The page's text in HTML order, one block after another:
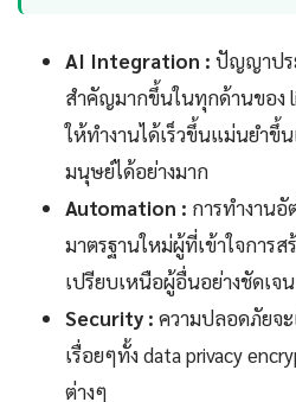
AI Integration : ปัญญาปร
สำคัญมากขึ้นในทุกด้านของ
ให้ทำงานได้เร็วขึ้นแม่นยำ
มนุษย์ได้อย่างมาก
Automation : การทำงาน
มาตรฐานใหม่ผู้ที่เข้าใจการ
เปรียบเหนือผู้อื่นอย่างชัดเจน
Security : ความปลอดภัยจ
เรื่อยๆทั้ง data privacy
ต่างๆ